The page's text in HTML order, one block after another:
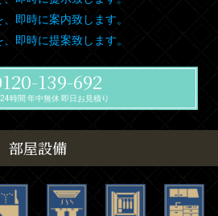
即時に案内致します。
即時に提案致します。
139-692
時間 年中無休 即日お見積り
部屋設備